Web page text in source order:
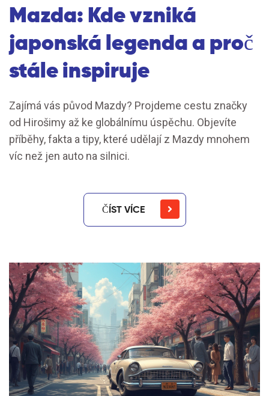
Mazda: Kde vzniká
japonská legenda a proč
stále inspiruje
Zajímá vás původ Mazdy? Projdeme cestu značky
od Hirošimy až ke globálnímu úspěchu. Objevíte
příběhy, fakta a tipy, které udělají z Mazdy mnohem
víc než jen auto na silnici.
ČÍST VÍCE